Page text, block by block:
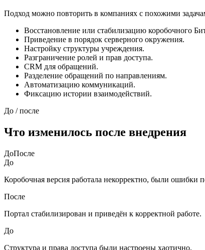
Подход можно повторить в компаниях с похожими
Восстановление или стабилизацию коробочного
Приведение в порядок серверного окружения.
Настройку структуры учреждения.
Разграничение ролей и прав доступа.
CRM для обращений.
Разделение обращений по направлениям.
Автоматизацию коммуникаций.
Фиксацию истории взаимодействий.
До / после
Что изменилось после внедрения
ДоПосле
До
Коробочная версия работала некорректно, были ошибки
После
Портал стабилизирован и приведён к корректной работе.
До
Структура и права доступа были настроены хаотично.